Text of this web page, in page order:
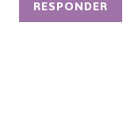
RESPONDER